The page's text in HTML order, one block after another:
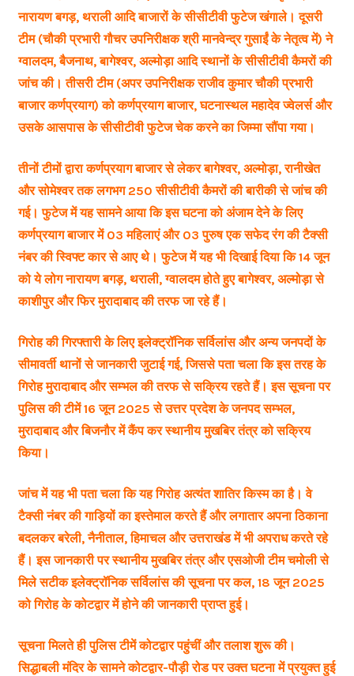
नारायण बगड़, थराली आदि बाजारों के सीसीटीवी फुटेज खंगाले। दूसरी
टीम (चौकी प्रभारी गौचर उपनिरीक्षक श्री मानवेन्द्र गुसाईं के नेतृत्व में) ने
ग्वालदम, बैजनाथ, बागेश्वर, अल्मोड़ा आदि स्थानों के सीसीटीवी कैमरों की
जांच की। तीसरी टीम (अपर उपनिरीक्षक राजीव कुमार चौकी प्रभारी
बाजार कर्णप्रयाग) को कर्णप्रयाग बाजार, घटनास्थल महादेव ज्वेलर्स और
उसके आसपास के सीसीटीवी फुटेज चेक करने का जिम्मा सौंपा गया।
तीनों टीमों द्वारा कर्णप्रयाग बाजार से लेकर बागेश्वर, अल्मोड़ा, रानीखेत
और सोमेश्वर तक लगभग 250 सीसीटीवी कैमरों की बारीकी से जांच की
गई। फुटेज में यह सामने आया कि इस घटना को अंजाम देने के लिए
कर्णप्रयाग बाजार में 03 महिलाएं और 03 पुरुष एक सफेद रंग की टैक्सी
नंबर की स्विफ्ट कार से आए थे। फुटेज में यह भी दिखाई दिया कि 14 जून
को ये लोग नारायण बगड़, थराली, ग्वालदम होते हुए बागेश्वर, अल्मोड़ा से
काशीपुर और फिर मुरादाबाद की तरफ जा रहे हैं।
गिरोह की गिरफ्तारी के लिए इलेक्ट्रॉनिक सर्विलांस और अन्य जनपदों के
सीमावर्ती थानों से जानकारी जुटाई गई, जिससे पता चला कि इस तरह के
गिरोह मुरादाबाद और सम्भल की तरफ से सक्रिय रहते हैं। इस सूचना पर
पुलिस की टीमें 16 जून 2025 से उत्तर प्रदेश के जनपद सम्भल,
मुरादाबाद और बिजनौर में कैंप कर स्थानीय मुखबिर तंत्र को सक्रिय
किया।
जांच में यह भी पता चला कि यह गिरोह अत्यंत शातिर किस्म का है। वे
टैक्सी नंबर की गाड़ियों का इस्तेमाल करते हैं और लगातार अपना ठिकाना
बदलकर बरेली, नैनीताल, हिमाचल और उत्तराखंड में भी अपराध करते रहे
हैं। इस जानकारी पर स्थानीय मुखबिर तंत्र और एसओजी टीम चमोली से
मिले सटीक इलेक्ट्रॉनिक सर्विलांस की सूचना पर कल, 18 जून 2025
को गिरोह के कोटद्वार में होने की जानकारी प्राप्त हुई।
सूचना मिलते ही पुलिस टीमें कोटद्वार पहुंचीं और तलाश शुरू की।
सिद्धाबली मंदिर के सामने कोटद्वार-पौड़ी रोड पर उक्त घटना में प्रयुक्त हुई